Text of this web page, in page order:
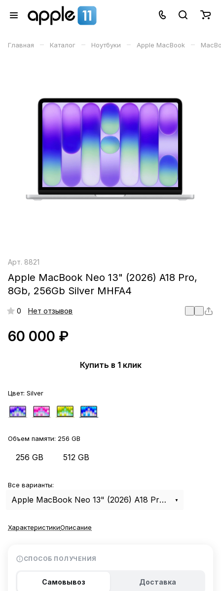
Главная – Каталог – Ноутбуки – Apple MacBook –
Арт. 8821
Apple MacBook Neo 13" (2026) A18 Pro,
8Gb, 256Gb Silver MHFA4
0 Нет отзывов
60 000 ₽
Купить в 1 клик
Цвет: Silver
Объем памяти: 256 GB
256 GB 512 GB
Все варианты:
Apple MacBook Neo 13" (2026) A18 Pro, 8Gb, 256Gb Silver MHFA4
ХарактеристикиОписание
СПОСОБ ПОЛУЧЕНИЯ
Самовывоз Доставка